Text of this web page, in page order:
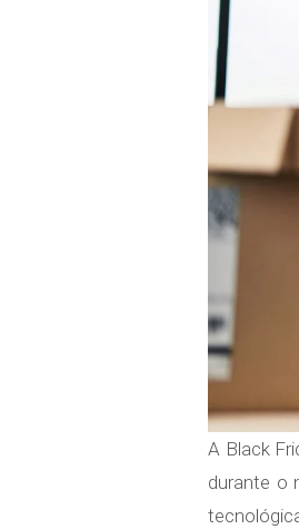
A Black
durante o